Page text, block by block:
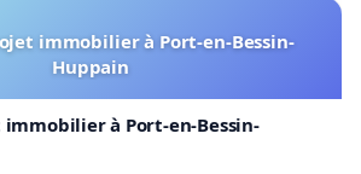
certains quartiers et peripheries
Herstal ou Flemalle, les
immobilier à Port-en-Bessin-
Huppain
à Port-en-Bessin-